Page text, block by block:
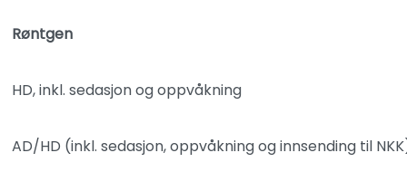
Røntgen
HD, inkl. sedasjon og oppvåkning
AD/HD (inkl. sedasjon, oppvåkning og innsending til